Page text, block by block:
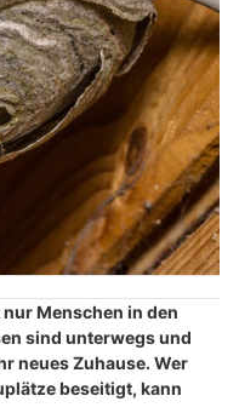
Menschen in den
sind unterwegs und
neues Zuhause. Wer
beseitigt, kann